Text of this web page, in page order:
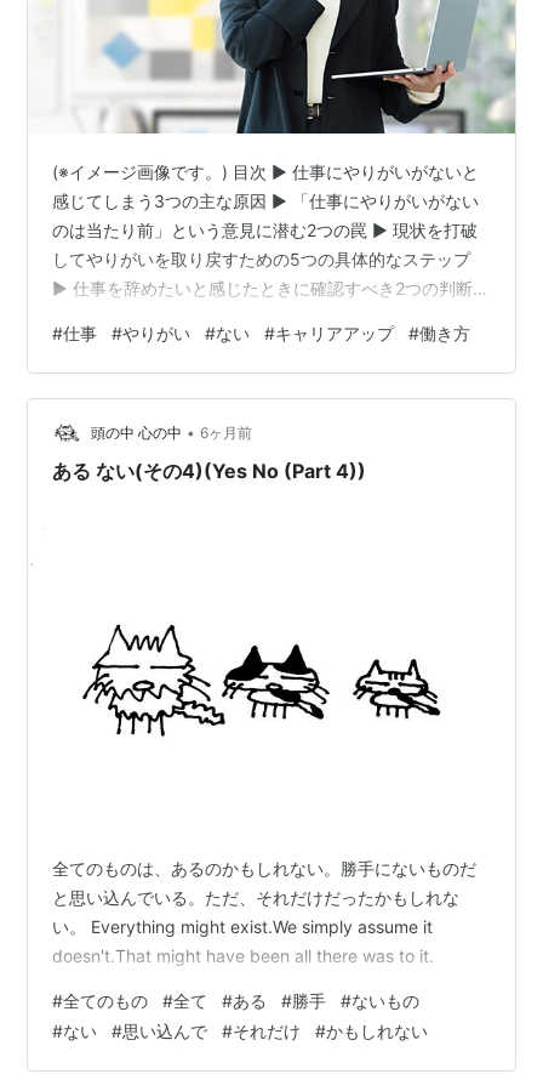
(※イメージ画像です。) 目次 ▶ 仕事にやりがいがないと
感じてしまう3つの主な原因 ▶ 「仕事にやりがいがない
のは当たり前」という意見に潜む2つの罠 ▶ 現状を打破
してやりがいを取り戻すための5つの具体的なステップ
▶ 仕事を辞めたいと感じたときに確認すべき2つの判断基
（FAQ） ▶ まとめ こんにちは！😊「毎日仕事に行くだけ
で精一杯。やりがいなんて全くない…」そんな風に、辛
い現状にモヤモヤしていませんか？「仕事にやりがいが
ないのは当たり前」「ただの甘えだ」と言う人もいます
が、決してそんなことはありません。やりがいを感じら
#仕事 #やりがい #ない #キャリアアップ #働き方
頭の中 心の中 • 6ヶ月前
ある ない(その4)(Yes No (Part 4))
全てのものは、あるのかもしれない。勝手にないものだ
と思い込んでいる。ただ、それだけだったかもしれな
い。 Everything might exist.We simply assume it
doesn't.That might have been all there was to it.
#全てのもの #全て #ある #勝手 #ないもの
#ない #思い込んで #それだけ #かもしれない